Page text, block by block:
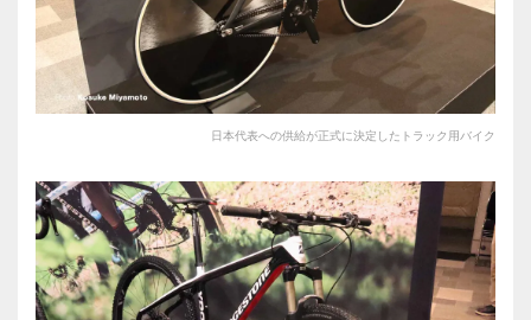
日本代表への供給が正式に決定したトラック用バイク